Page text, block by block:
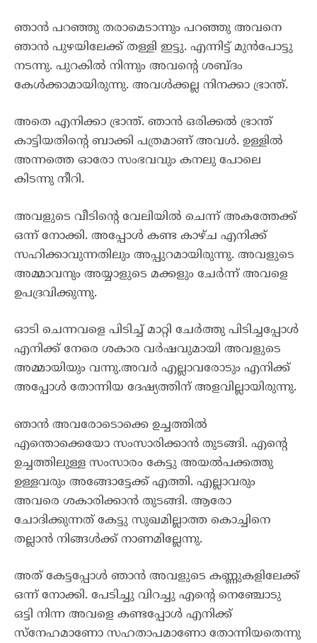
ഞാൻ പറഞ്ഞു തരാമെടാന്നും പറഞ്ഞു അവനെ
ഞാൻ പുഴയിലേക്ക് തള്ളി ഇട്ടു. എന്നിട്ട് മുൻപോട്ടു
നടന്നു. പുറകിൽ നിന്നും അവന്റെ ശബ്ദം
കേൾക്കാമായിരുന്നു. അവൾക്കല്ല നിനക്കാ ഭ്രാന്ത്.
അതെ എനിക്കാ ഭ്രാന്ത്‌. ഞാൻ ഒരിക്കൽ ഭ്രാന്ത്‌
കാട്ടിയതിന്റെ ബാക്കി പത്രമാണ് അവൾ. ഉള്ളിൽ
അന്നത്തെ ഓരോ സംഭവവും കനലു പോലെ
കിടന്നു നീറി.
അവളുടെ വീടിന്റെ വേലിയിൽ ചെന്ന് അകത്തേക്ക്
ഒന്ന് നോക്കി. അപ്പോൾ കണ്ട കാഴ്ച എനിക്ക്
സഹിക്കാവുന്നതിലും അപ്പുറമായിരുന്നു. അവളുടെ
അമ്മാവനും അയ്യാളുടെ മക്കളും ചേർന്ന് അവളെ
ഉപദ്രവിക്കുന്നു.
ഓടി ചെന്നവളെ പിടിച്ച് മാറ്റി ചേർത്തു പിടിച്ചപ്പോൾ
എനിക്ക് നേരെ ശകാര വർഷവുമായി അവളുടെ
അമ്മായിയും വന്നു.അവർ എല്ലാവരോടും എനിക്ക്
അപ്പോൾ തോന്നിയ ദേഷ്യത്തിന് അളവില്ലായിരുന്നു.
ഞാൻ അവരോടൊക്കെ ഉച്ചത്തിൽ
എന്തൊക്കെയോ സംസാരിക്കാൻ തുടങ്ങി. എന്റെ
ഉച്ചത്തിലുള്ള സംസാരം കേട്ടു അയൽപക്കത്തു
ഉള്ളവരും അങ്ങോട്ടേക്ക് എത്തി. എല്ലാവരും
അവരെ ശകാരിക്കാൻ തുടങ്ങി. ആരോ
ചോദിക്കുന്നത് കേട്ടു സുഖമില്ലാത്ത കൊച്ചിനെ
തല്ലാൻ നിങ്ങൾക്ക് നാണമില്ലേന്നു.
അത് കേട്ടപ്പോൾ ഞാൻ അവളുടെ കണ്ണുകളിലേക്ക്
ഒന്ന് നോക്കി. പേടിച്ചു വിറച്ചു എന്റെ നെഞ്ചോടു
ഒട്ടി നിന്ന അവളെ കണ്ടപ്പോൾ എനിക്ക്
സ്നേഹമാണോ സഹതാപമാണോ തോന്നിയതെന്നു